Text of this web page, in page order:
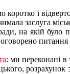
і
заслуга
на якій
: ми переконані
розрахунок